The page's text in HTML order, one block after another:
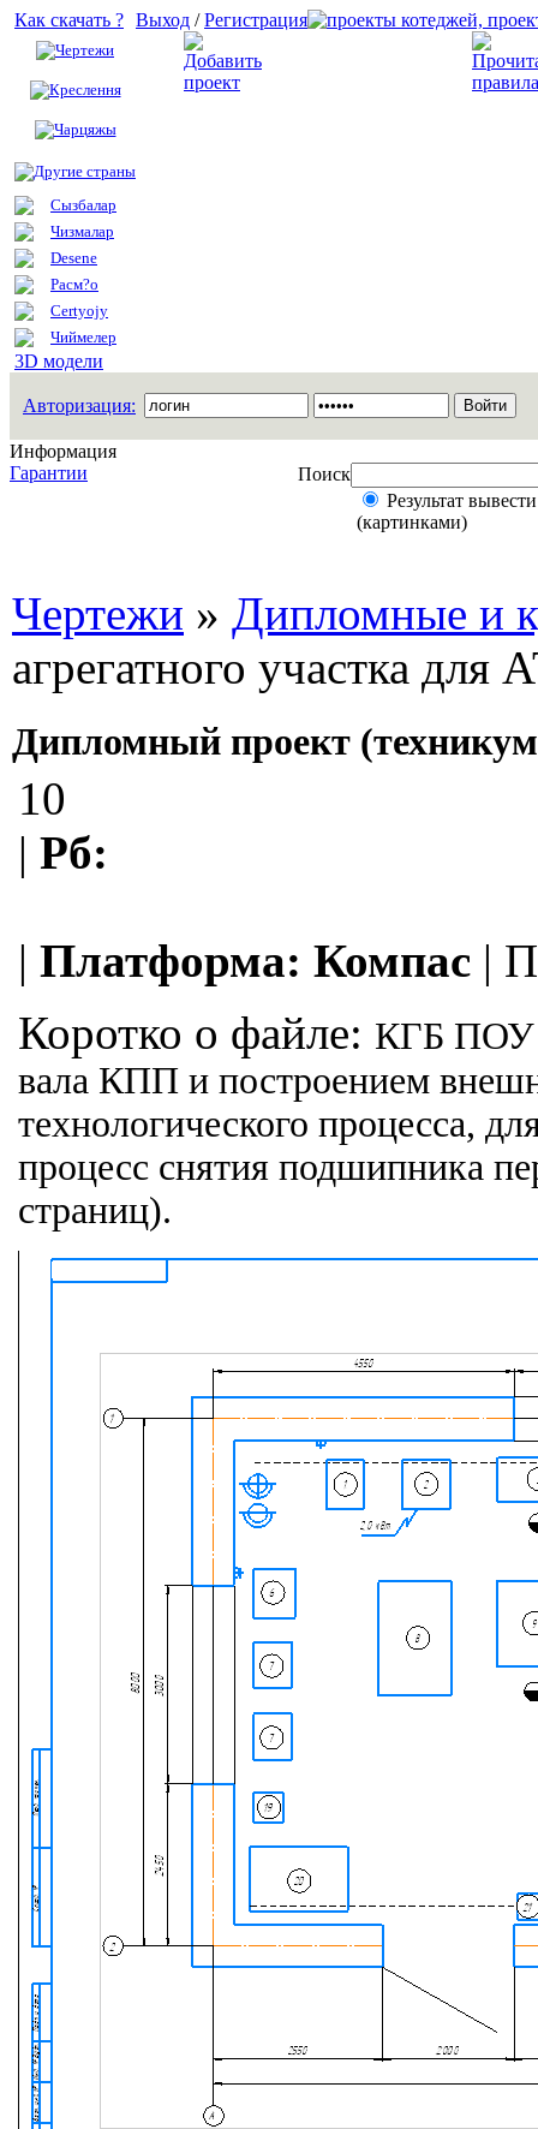
Как скачать ?
Чертежи
Креслення
Чарцяжы
Другие страны
Сызбалар
Чизмалар
Desene
Расм?о
Certyojy
Чиймелер
3D модели
Выход /Регистрация
Авторизация:
Информация
Гарантии
Поиск
Результат
(картинками)
Чертежи » Дипломные и
агрегатного участка
Дипломный проект
10
| Рб:
| Платформа: Компас |
Коротко о файле: КГБ ПОУ
вала КПП и построением
технологического процесса,
процесс снятия подшипника
страниц).